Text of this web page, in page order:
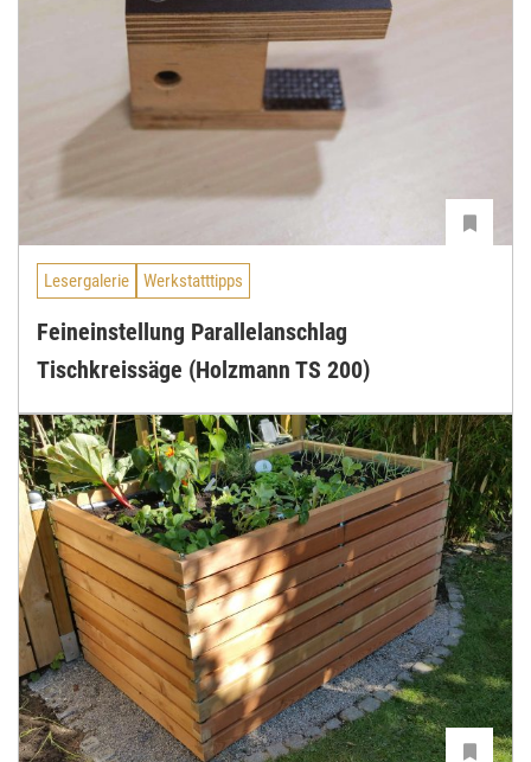
Lesergalerie Werkstatttipps
Feineinstellung Parallelanschlag
Tischkreissäge (Holzmann TS 200)